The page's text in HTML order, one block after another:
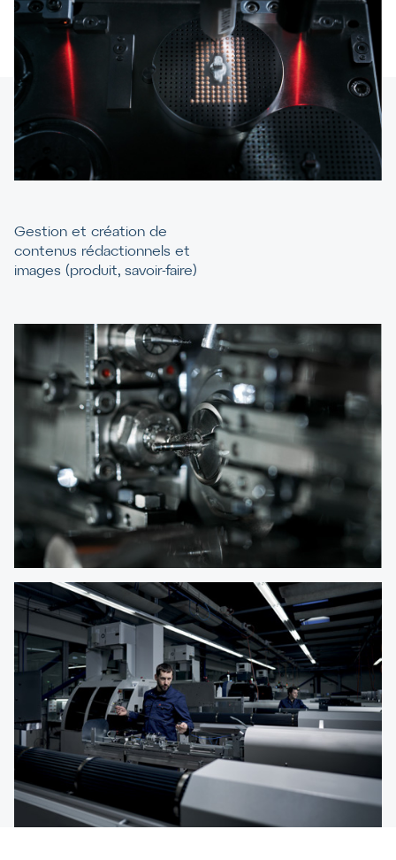
Gestion et création de
contenus rédactionnels et
images (produit, savoir-faire)